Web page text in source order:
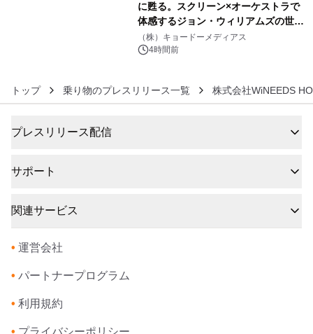
に甦る。スクリーン×オーケストラで
体感するジョン・ウィリアムズの世
界。ジョン・ウィリアムズ：シネマ・
スペクタキュラー・コンサート 開催決
（株）キョードーメディアス
4時間前
トップ 乗り物のプレスリリース一覧 株式会社WiNEEDS
プレスリリース配信
サポート
関連サービス
• 運営会社
• パートナープログラム
• 利用規約